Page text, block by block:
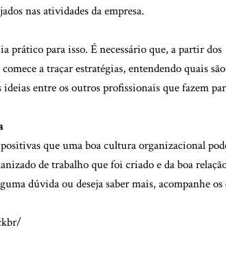
nas atividades da empresa.
prático para isso. É necessário que, a partir dos
a traçar estratégias, entendendo quais
entre os outros profissionais que fazem
que uma boa cultura organizacional
de trabalho que foi criado e da boa
dúvida ou deseja saber mais, acompanhe os